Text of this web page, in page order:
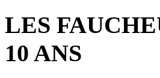
LES
10 ANS